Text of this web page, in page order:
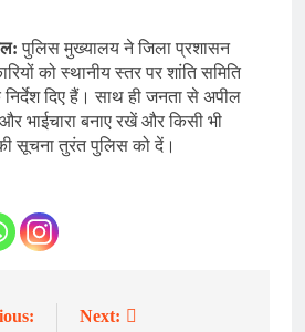
पुलिस मुख्यालय ने जिला प्रशासन
को स्थानीय स्तर पर शांति समिति
दिए हैं। साथ ही जनता से अपील
भाईचारा बनाए रखें और किसी भी
सूचना तुरंत पुलिस को दें।
Next: